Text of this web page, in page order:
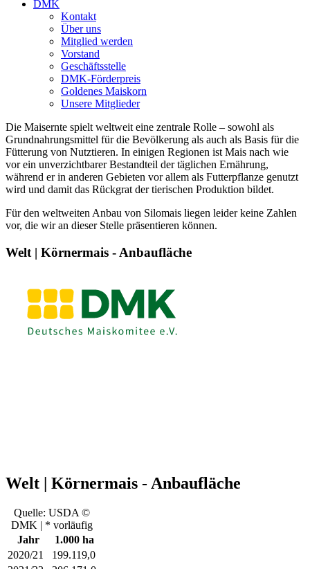
DMK
Kontakt
Über uns
Mitglied werden
Vorstand
Geschäftsstelle
DMK-Förderpreis
Goldenes Maiskorn
Unsere Mitglieder
Die Maisernte spielt weltweit eine zentrale Rolle – sowohl als
Grundnahrungsmittel für die Bevölkerung als auch als Basis für die
Fütterung von Nutztieren. In einigen Regionen ist Mais nach wie
vor ein unverzichtbarer Bestandteil der täglichen Ernährung,
während er in anderen Gebieten vor allem als Futterpflanze genutzt
wird und damit das Rückgrat der tierischen Produktion bildet.
Für den weltweiten Anbau von Silomais liegen leider keine Zahlen
vor, die wir an dieser Stelle präsentieren können.
Welt | Körnermais - Anbaufläche
Welt | Körnermais - Anbaufläche
Quelle: USDA ©
DMK | * vorläufig
Jahr
1.000 ha
2020/21
199.119,0